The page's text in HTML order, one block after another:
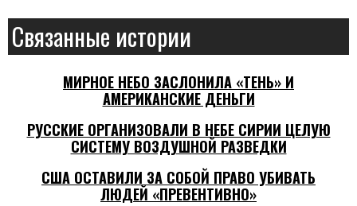
Связанные истории
МИРНОЕ НЕБО ЗАСЛОНИЛА «ТЕНЬ» И
АМЕРИКАНСКИЕ ДЕНЬГИ
РУССКИЕ ОРГАНИЗОВАЛИ В НЕБЕ СИРИИ ЦЕЛУЮ
СИСТЕМУ ВОЗДУШНОЙ РАЗВЕДКИ
США ОСТАВИЛИ ЗА СОБОЙ ПРАВО УБИВАТЬ
ЛЮДЕЙ «ПРЕВЕНТИВНО»